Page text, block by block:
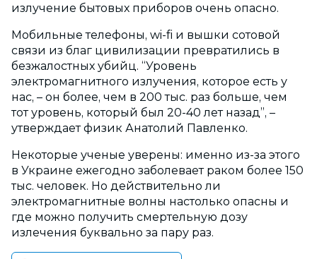
излучение бытовых приборов очень опасно.
Мобильные телефоны, wi-fi и вышки сотовой
связи из благ цивилизации превратились в
безжалостных убийц. “Уровень
электромагнитного излучения, которое есть у
нас, – он более, чем в 200 тыс. раз больше, чем
тот уровень, который был 20-40 лет назад”, –
утверждает физик Анатолий Павленко.
Некоторые ученые уверены: именно из-за этого
в Украине ежегодно заболевает раком более 150
тыс. человек. Но действительно ли
электромагнитные волны настолько опасны и
где можно получить смертельную дозу
излечения буквально за пару раз.